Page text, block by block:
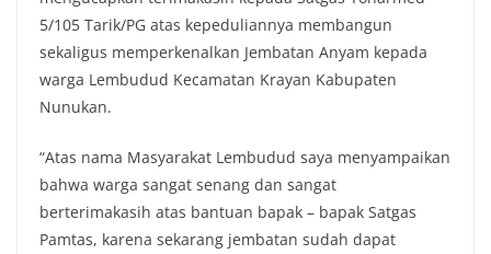
5/105 Tarik/PG atas kepeduliannya membangun
sekaligus memperkenalkan Jembatan Anyam kepada
warga Lembudud Kecamatan Krayan Kabupaten
Nunukan.
“Atas nama Masyarakat Lembudud saya menyampaikan
bahwa warga sangat senang dan sangat
berterimakasih atas bantuan bapak – bapak Satgas
Pamtas, karena sekarang jembatan sudah dapat